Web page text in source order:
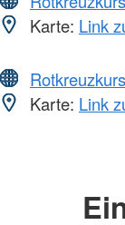
Karte: Link
Karte: Link